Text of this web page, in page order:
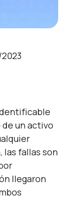
un activo
las fallas son
llegaron